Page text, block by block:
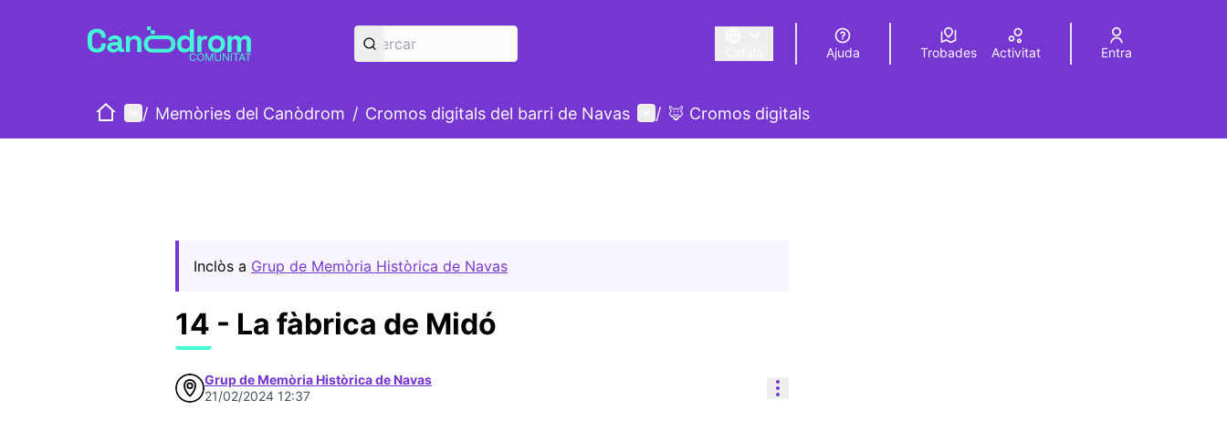
Triar la llengua Elegir el idioma Choose language
Ajuda Trobades Activitat Entra
IniciMenú principal
/ Memòries del Canòdrom / Cromos digitals del barri de Navas Menú d'usuari
/ 🦊 Cromos digitals
Inclòs a Grup de Memòria Històrica de Navas
14 - La fàbrica de Midó
Grup de Memòria Històrica de Navas
21/02/2024 12:37
Controls de recursos